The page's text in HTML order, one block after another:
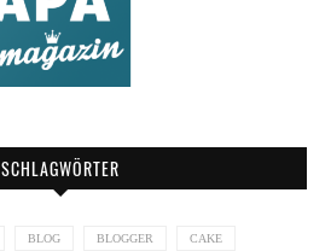
SCHLAGWÖRTER
BLOG BLOGGER CAKE